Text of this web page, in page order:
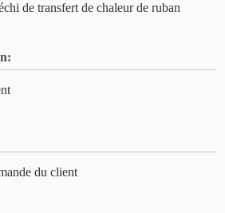
de transfert de chaleur de ruban
du client